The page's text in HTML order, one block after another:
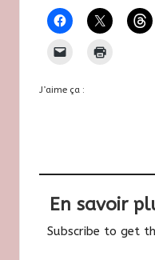
J’aime ça :
En savoir
Subscribe to get